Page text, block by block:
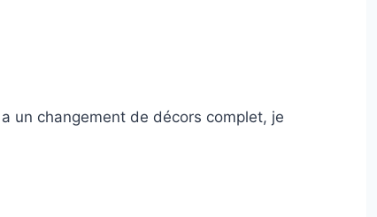
un changement de décors complet, je